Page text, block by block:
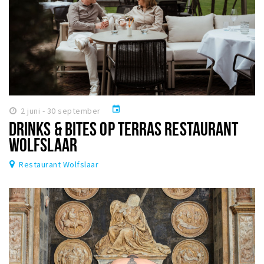
2 juni - 30 september event
DRINKS & BITES OP TERRAS RESTAURANT
WOLFSLAAR
Restaurant Wolfslaar